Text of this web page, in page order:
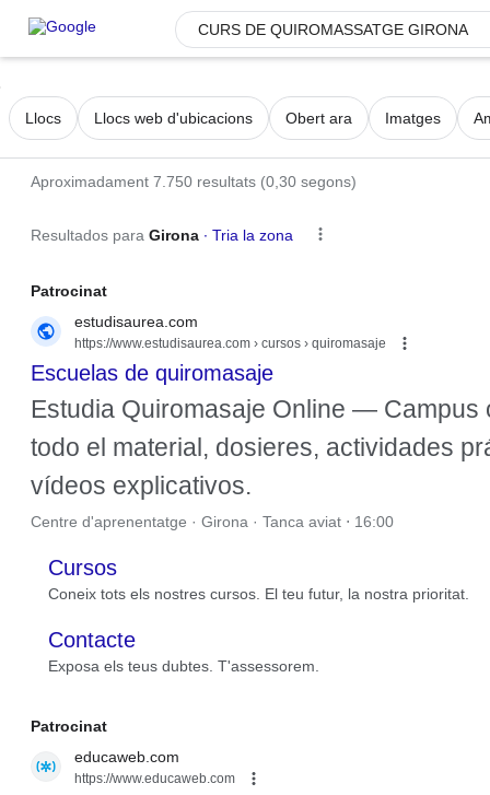
Enllaços d'accessibilitat
contingut
principal
desplaçament
continu
d'accessibilitat
Suggeriments
sobre
Filtres i temes
Llocs Llocs web d'ubicacions Obert ara Imatges
Aproximadament 7.750 resultats (0,30 segons)
Resultados para Girona ∙ Tria la zona
Anuncis
Patrocinat
Escuelas de quiromasaje
estudisaurea.com
https://www.estudisaurea.com › cursos › quiromasaje
Estudia Quiromasaje Online — Campus
todo el material, dosieres, actividades
vídeos explicativos.
Centre d'aprenentatge · Girona · Tanca aviat ⋅ 16:00
Cursos
Coneix tots els nostres cursos. El teu futur, la nostra prioritat.
Contacte
Exposa els teus dubtes. T'assessorem.
Patrocinat
educaweb.com
https://www.educaweb.com